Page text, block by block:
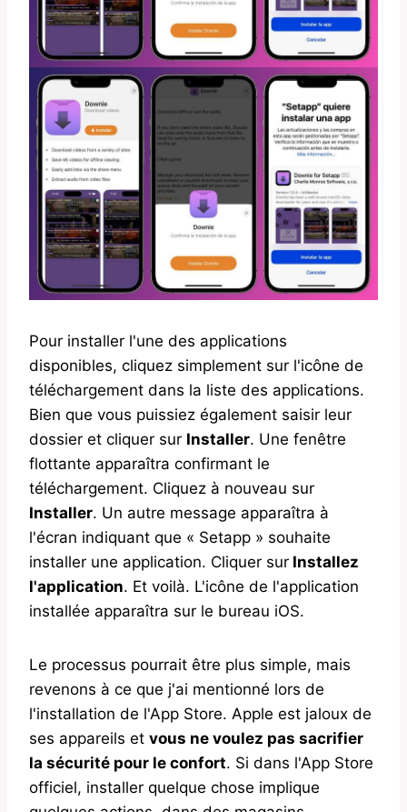
Pour installer l'une des applications
disponibles, cliquez simplement sur l'icône de
téléchargement dans la liste des applications.
Bien que vous puissiez également saisir leur
dossier et cliquer sur Installer. Une fenêtre
flottante apparaîtra confirmant le
téléchargement. Cliquez à nouveau sur
Installer. Un autre message apparaîtra à
l'écran indiquant que « Setapp » souhaite
installer une application. Cliquer sur Installez
l'application. Et voilà. L'icône de l'application
installée apparaîtra sur le bureau iOS.
Le processus pourrait être plus simple, mais
revenons à ce que j'ai mentionné lors de
l'installation de l'App Store. Apple est jaloux de
ses appareils et vous ne voulez pas sacrifier
la sécurité pour le confort. Si dans l'App Store
officiel, installer quelque chose implique